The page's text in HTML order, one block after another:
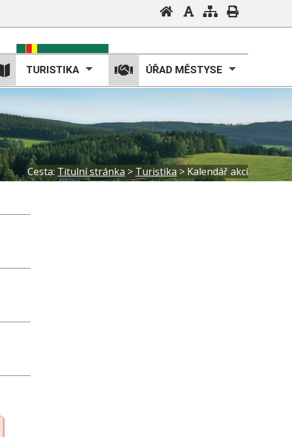
TURISTIKA ÚŘAD MĚSTYSE
Cesta: Titulní stránka > Turistika > Kalendář akcí